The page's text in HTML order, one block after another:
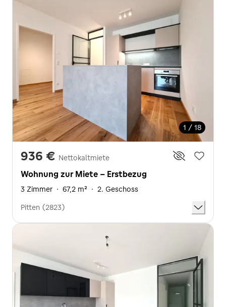
1 / 18
936 € Nettokaltmiete
Wohnung zur Miete - Erstbezug
3 Zimmer · 67,2 m² · 2. Geschoss
Pitten (2823)